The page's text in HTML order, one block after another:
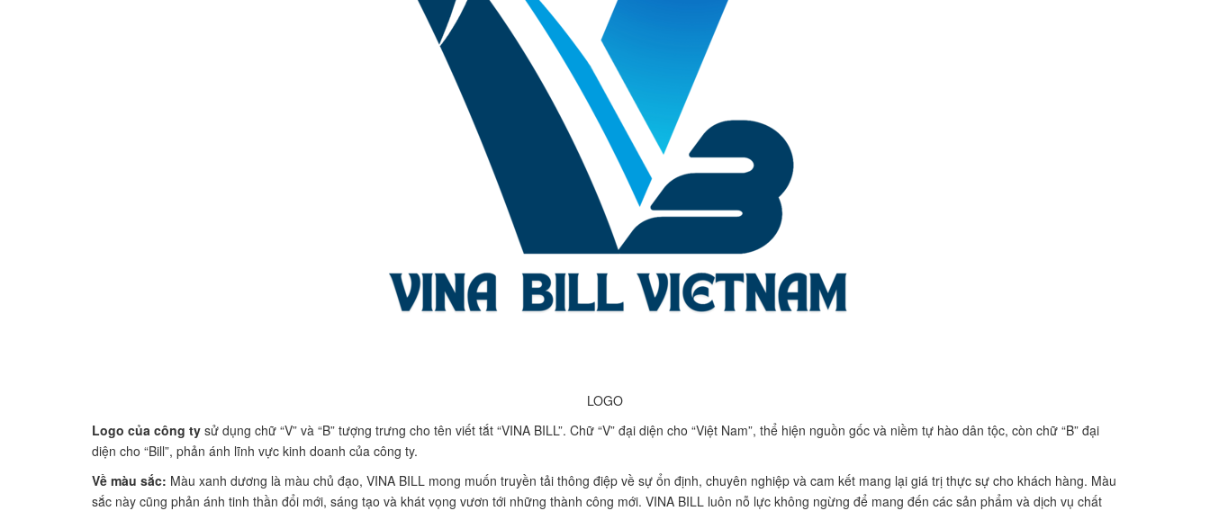
LOGO
Logo của công ty sử dụng chữ “V” và “B” tượng trưng cho tên viết tắt “VINA BILL”. Chữ “V” đại diện cho “Việt Nam”, thể hiện nguồn gốc và niềm tự hào dân tộc, còn chữ “B” đại
diện cho “Bill”, phản ánh lĩnh vực kinh doanh của công ty.
Về màu sắc: Màu xanh dương là màu chủ đạo, VINA BILL mong muốn truyền tải thông điệp về sự ổn định, chuyên nghiệp và cam kết mang lại giá trị thực sự cho khách hàng. Màu
sắc này cũng phản ánh tinh thần đổi mới, sáng tạo và khát vọng vươn tới những thành công mới. VINA BILL luôn nỗ lực không ngừng để mang đến các sản phẩm và dịch vụ chất